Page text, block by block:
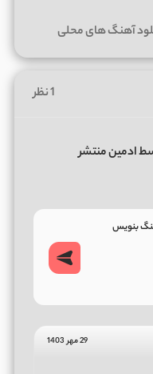
آهنگ های محلی
1 نظر
ادمین منتشر
29 مهر 1403